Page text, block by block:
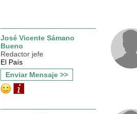
José Vicente Sámano
Bueno
Redactor jefe
El País
Enviar Mensaje >>